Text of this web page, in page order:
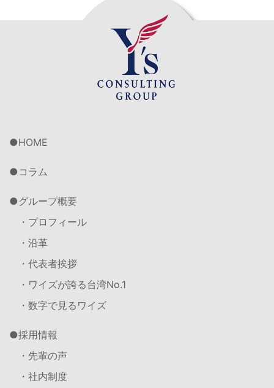
HOME
コラム
グループ概要
・プロフィール
・沿革
・代表者挨拶
・ワイズが誇る台湾No.1
・数字で見るワイズ
採用情報
・先輩の声
・社内制度